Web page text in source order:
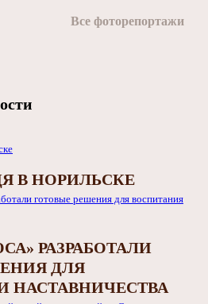
Все фоторепортажи
В НОРИЛЬСКЕ
РАЗРАБОТАЛИ
ДЛЯ
НАСТАВНИЧЕСТВА